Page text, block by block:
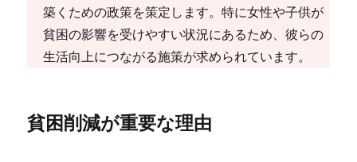
築くための政策を策定します。特に女性や子供が
貧困の影響を受けやすい状況にあるため、彼らの
生活向上につながる施策が求められています。
貧困削減が重要な理由